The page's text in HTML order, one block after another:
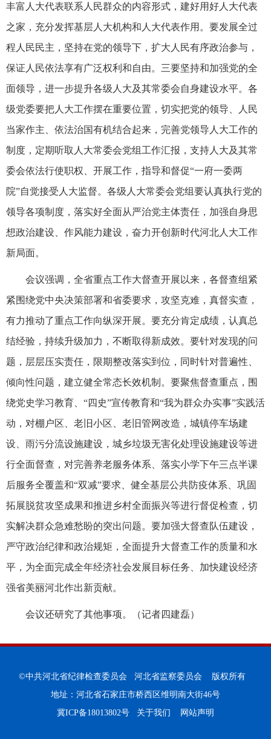
丰富人大代表联系人民群众的内容形式，建好用好人大代表
之家，充分发挥基层人大机构和人大代表作用。要发展全过
程人民民主，坚持在党的领导下，扩大人民有序政治参与，
保证人民依法享有广泛权利和自由。三要坚持和加强党的全
面领导，进一步提升各级人大及其常委会自身建设水平。各
级党委要把人大工作摆在重要位置，切实把党的领导、人民
当家作主、依法治国有机结合起来，完善党领导人大工作的
制度，定期听取人大常委会党组工作汇报，支持人大及其常
委会依法行使职权、开展工作，指导和督促“一府一委两
院”自觉接受人大监督。各级人大常委会党组要认真执行党的
领导各项制度，落实好全面从严治党主体责任，加强自身思
想政治建设、作风能力建设，奋力开创新时代河北人大工作
新局面。
会议强调，全省重点工作大督查开展以来，各督查组紧
紧围绕党中央决策部署和省委要求，攻坚克难，真督实查，
有力推动了重点工作向纵深开展。要充分肯定成绩，认真总
结经验，持续升级加力，不断取得新成效。要针对发现的问
题，层层压实责任，限期整改落实到位，同时针对普遍性、
倾向性问题，建立健全常态长效机制。要聚焦督查重点，围
绕党史学习教育、“四史”宣传教育和“我为群众办实事”实践活
动，对棚户区、老旧小区、老旧管网改造，城镇停车场建
设、雨污分流设施建设，城乡垃圾无害化处理设施建设等进
行全面督查，对完善养老服务体系、落实小学下午三点半课
后服务全覆盖和“双减”要求、健全基层公共防疫体系、巩固
拓展脱贫攻坚成果和推进乡村全面振兴等进行督促检查，切
实解决群众急难愁盼的突出问题。要加强大督查队伍建设，
严守政治纪律和政治规矩，全面提升大督查工作的质量和水
平，为全面完成全年经济社会发展目标任务、加快建设经济
强省美丽河北作出新贡献。
会议还研究了其他事项。 （记者四建磊）
©中共河北省纪律检查委员会 河北省监察委员会 版权所有
地址：河北省石家庄市桥西区维明南大街46号
冀ICP备18013802号
关于我们 网站声明